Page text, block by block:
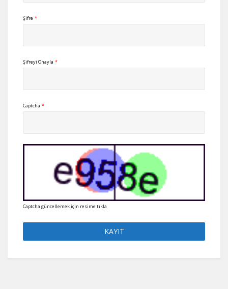
Şifre *
Şifreyi Onayla *
Captcha *
Captcha güncellemek için resime tıkla